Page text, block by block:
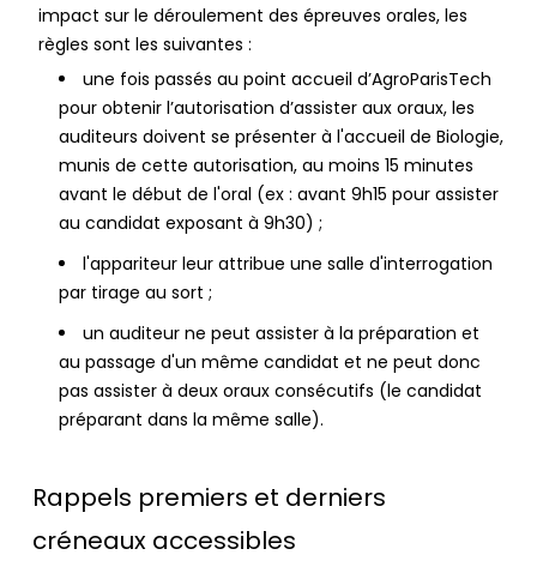
impact sur le déroulement des épreuves orales, les
règles sont les suivantes :
une fois passés au point accueil d’AgroParisTech
pour obtenir l’autorisation d’assister aux oraux, les
auditeurs doivent se présenter à l'accueil de Biologie,
munis de cette autorisation, au moins 15 minutes
avant le début de l'oral (ex : avant 9h15 pour assister
au candidat exposant à 9h30) ;
l'appariteur leur attribue une salle d'interrogation
par tirage au sort ;
un auditeur ne peut assister à la préparation et
au passage d'un même candidat et ne peut donc
pas assister à deux oraux consécutifs (le candidat
préparant dans la même salle).
Rappels premiers et derniers
créneaux accessibles